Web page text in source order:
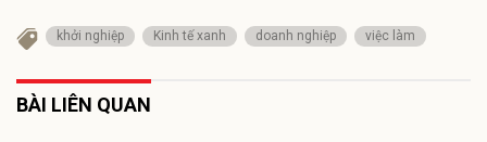
khởi nghiệp Kinh tế xanh doanh nghiệp việc làm
BÀI LIÊN QUAN